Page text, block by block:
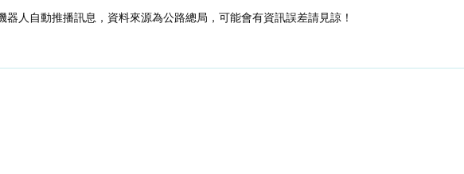
人自動推播訊息，資料來源為公路總局，可能會有資訊誤差請見諒！